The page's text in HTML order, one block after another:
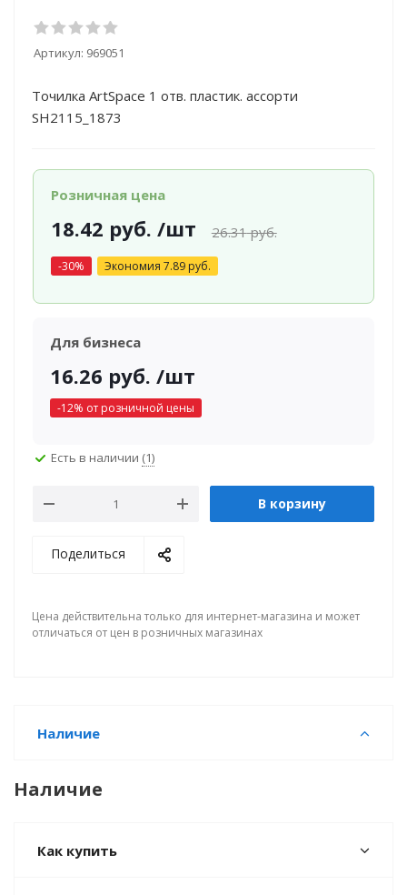
Артикул: 969051
Точилка ArtSpace 1 отв. пластик. ассорти
SH2115_1873
Розничная цена
18.42 руб. /шт 26.31руб.
-30% Экономия 7.89руб.
Для бизнеса
16.26 руб. /шт
-12% от розничной цены
Есть в наличии (1)
В корзину
Поделиться
Цена действительна только для интернет-магазина и может
отличаться от цен в розничных магазинах
Наличие
Наличие
Как купить